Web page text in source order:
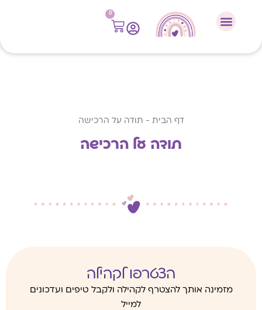
0
דף הבית - תודה על הרכישה
תודה על הרכישה
הצטרפו לקהילה
מזמינה אותך להצטרף לקהילה ולקבל טיפים ועדכונים
למייל